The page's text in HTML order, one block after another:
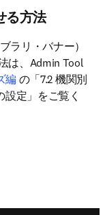
る方法
ラリ・バナー）
は、Admin Tool
編 の「7.2 機関別
定」をご覧く